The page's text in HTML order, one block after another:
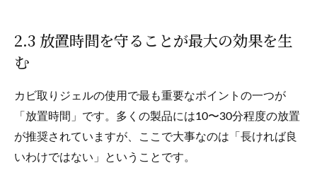
2.3 放置時間を守ることが最大の効果を生
む
カビ取りジェルの使用で最も重要なポイントの一つが
「放置時間」です。多くの製品には10〜30分程度の放置
が推奨されていますが、ここで大事なのは「長ければ良
いわけではない」ということです。